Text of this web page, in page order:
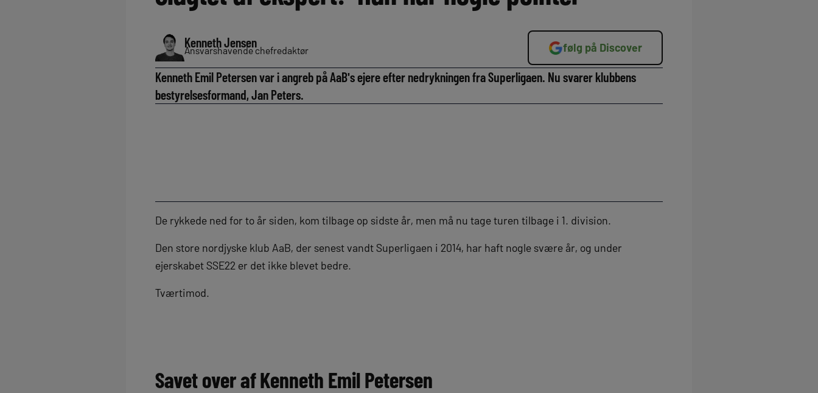
Kenneth Jensen
Ansvarshavende chefredaktør følg på Discover
Kenneth Emil Petersen var i angreb på AaB's ejere efter nedrykningen fra Superligaen. Nu svarer klubbens
bestyrelsesformand, Jan Peters.
De rykkede ned for to år siden, kom tilbage op sidste år, men må nu tage turen tilbage i 1. division.
Den store nordjyske klub AaB, der senest vandt Superligaen i 2014, har haft nogle svære år, og under
ejerskabet SSE22 er det ikke blevet bedre.
Tværtimod.
Savet over af Kenneth Emil Petersen